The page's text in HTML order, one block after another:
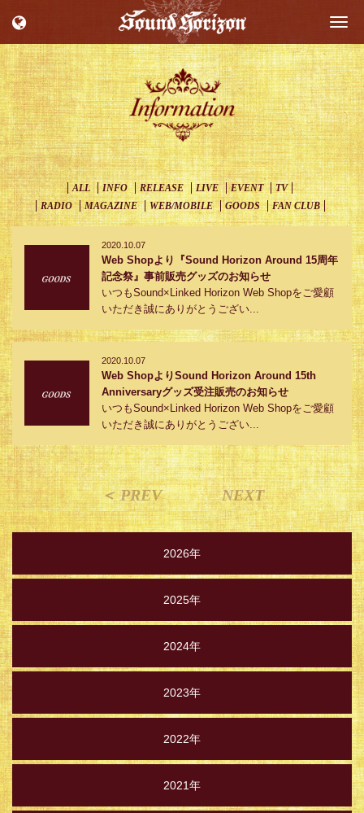
ALL INFO RELEASE LIVE EVENT
TV
RADIO
MAGAZINE WEB/MOBILE GOODS FAN CLUB
2020.10.07
Web Shopより『Sound Horizon Around 15周年
記念祭』事前販売グッズのお知らせ
いつもSound×Linked Horizon Web Shopをご愛顧
いただき誠にありがとうござい...
2020.10.07
Web ShopよりSound Horizon Around 15th
Anniversaryグッズ受注販売のお知らせ
いつもSound×Linked Horizon Web Shopをご愛顧
いただき誠にありがとうござい...
＜ PREV NEXT
2026年
2025年
2024年
2023年
2022年
2021年